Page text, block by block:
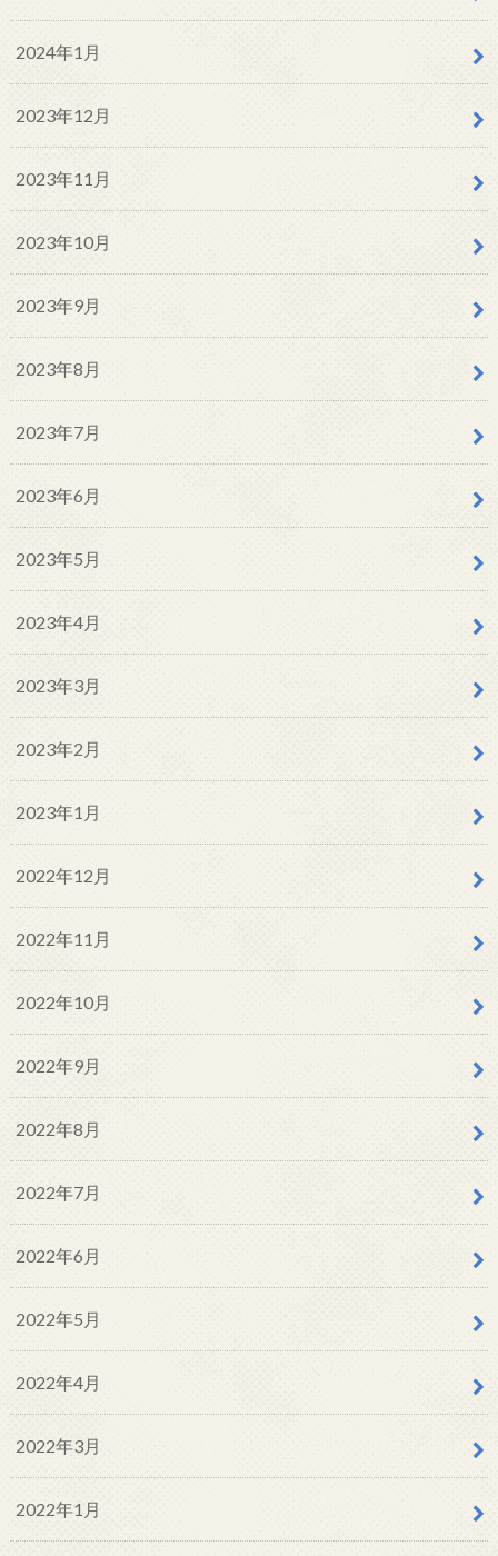
2024年1月
2023年12月
2023年11月
2023年10月
2023年9月
2023年8月
2023年7月
2023年6月
2023年5月
2023年4月
2023年3月
2023年2月
2023年1月
2022年12月
2022年11月
2022年10月
2022年9月
2022年8月
2022年7月
2022年6月
2022年5月
2022年4月
2022年3月
2022年1月